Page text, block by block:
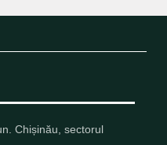
Chișinău, sectorul